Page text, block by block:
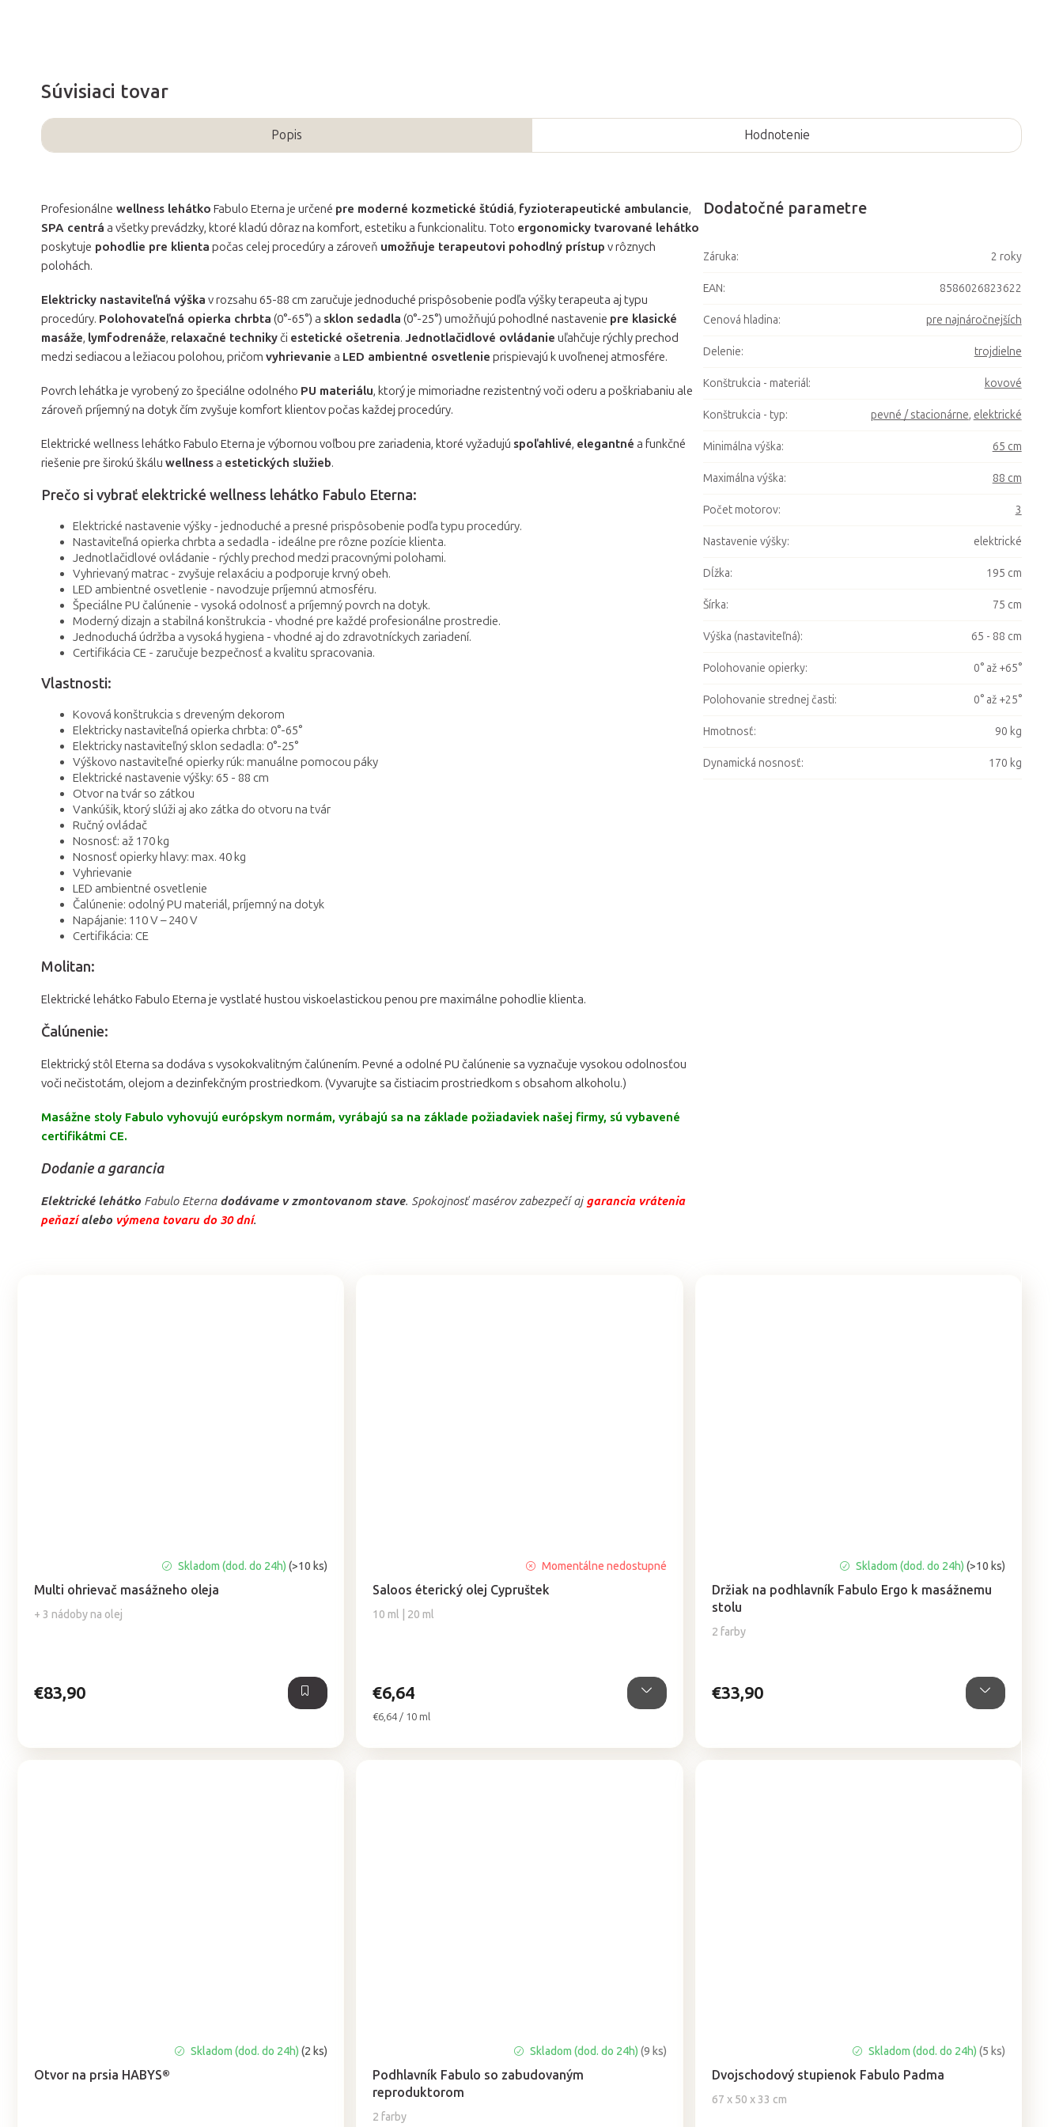
Súvisiaci tovar
Multi ohrievač masážneho oleja
+ 3 nádoby na olej
hodnotenie
produktu
je
Skladom (dod. do 24h)(>10 ks)
€83,90
Saloos éterický olej Cypruštek
10 ml | 20 ml
Momentálne nedostupné
€6,64
Jednotková
€6,64 / 10 ml
Držiak na podhlavník Fabulo Ergo k masážnemu
stolu
2 farby
hodnotenie
produktu
je
5,0
Skladom (dod. do 24h) (>10 ks)
€33,90
Otvor na prsia HABYS®
produktu
Skladom (dod. do 24h)(2 ks)
Podhlavník Fabulo so zabudovaným
reproduktorom
2 farby
Skladom (dod. do 24h) (9 ks)
Dvojschodový stupienok Fabulo Padma
67 x 50 x 33 cm
Skladom (dod. do 24h) (5 ks)
Popis Hodnotenie
Profesionálne wellness lehátko Fabulo Eterna je určené pre moderné kozmetické štúdiá, fyzioterapeutické ambulancie,
SPA centrá a všetky prevádzky, ktoré kladú dôraz na komfort, estetiku a funkcionalitu. Toto ergonomicky tvarované lehátko
poskytuje pohodlie pre klienta počas celej procedúry a zároveň umožňuje terapeutovi pohodlný prístup v rôznych
polohách.
Elektricky nastaviteľná výška v rozsahu 65-88 cm zaručuje jednoduché prispôsobenie podľa výšky terapeuta aj typu
procedúry. Polohovateľná opierka chrbta (0°-65°) a sklon sedadla (0°-25°) umožňujú pohodlné nastavenie pre klasické
masáže, lymfodrenáže, relaxačné technikyči estetické ošetrenia. Jednotlačidlové ovládanie uľahčuje rýchly prechod
medzi sediacou a ležiacou polohou, pričom vyhrievanie a LED ambientné osvetlenie prispievajú k uvoľnenej atmosfére.
Povrch lehátka je vyrobený zo špeciálne odolného PU materiálu, ktorý je mimoriadne rezistentný voči oderu a poškriabaniu ale
zároveň príjemný na dotyk čím zvyšuje komfort klientov počas každej procedúry.
Elektrické wellness lehátko Fabulo Eterna je výbornou voľbou pre zariadenia, ktoré vyžadujú spoľahlivé, elegantné a funkčné
riešenie pre širokú škálu wellnessa estetických služieb.
Prečo si vybrať elektrické wellness lehátko Fabulo Eterna:
Elektrické nastavenie výšky - jednoduché a presné prispôsobenie podľa typu procedúry.
Nastaviteľná opierka chrbta a sedadla - ideálne pre rôzne pozície klienta.
Jednotlačidlové ovládanie - rýchly prechod medzi pracovnými polohami.
Vyhrievaný matrac - zvyšuje relaxáciu a podporuje krvný obeh.
LED ambientné osvetlenie - navodzuje príjemnú atmosféru.
Špeciálne PU čalúnenie - vysoká odolnosť a príjemný povrch na dotyk.
Moderný dizajn a stabilná konštrukcia - vhodné pre každé profesionálne prostredie.
Jednoduchá údržba a vysoká hygiena - vhodné aj do zdravotníckych zariadení.
Certifikácia CE - zaručuje bezpečnosť a kvalitu spracovania.
Vlastnosti:
Kovová konštrukcia s dreveným dekorom
Elektricky nastaviteľná opierka chrbta: 0°-65°
Elektricky nastaviteľný sklon sedadla: 0°-25°
Výškovo nastaviteľné opierky rúk: manuálne pomocou páky
Elektrické nastavenie výšky: 65 - 88 cm
Otvor na tvár so zátkou
Vankúšik, ktorý slúži aj ako zátka do otvoru na tvár
Ručný ovládač
Nosnosť: až 170 kg
Nosnosť opierky hlavy: max. 40 kg
Vyhrievanie
LED ambientné osvetlenie
Čalúnenie: odolný PU materiál, príjemný na dotyk
Napájanie: 110 V – 240 V
Certifikácia: CE
Molitan:
Elektrické lehátko Fabulo Eterna je vystlaté hustou viskoelastickou penou pre maximálne pohodlie klienta.
Čalúnenie:
Elektrický stôl Eterna sa dodáva s vysokokvalitným čalúnením. Pevné a odolné PU čalúnenie sa vyznačuje vysokou odolnosťou
voči nečistotám, olejom a dezinfekčným prostriedkom. (Vyvarujte sa čistiacim prostriedkom s obsahom alkoholu.)
Masážne stoly Fabulo vyhovujú európskym normám, vyrábajú sa na základe požiadaviek našej firmy, sú vybavené
certifikátmi CE.
Dodanie a garancia
Elektrické lehátko Fabulo Eterna dodávame v zmontovanom stave. Spokojnosť masérov zabezpečí aj garancia vrátenia
peňazíalebo výmena tovaru do 30 dní.
Dodatočné parametre
Záruka: 2 roky
EAN: 8586026823622
Cenová hladina: pre najnáročnejších
Delenie: trojdielne
Konštrukcia - materiál: kovové
Konštrukcia - typ: pevné / stacionárne, elektrické
Minimálna výška: 65 cm
Maximálna výška: 88 cm
Počet motorov: 3
Nastavenie výšky: elektrické
Dĺžka: 195 cm
Šírka: 75 cm
Výška (nastaviteľná): 65 - 88 cm
Polohovanie opierky: 0° až +65°
Polohovanie strednej časti: 0° až +25°
Hmotnosť: 90 kg
Dynamická nosnosť: 170 kg